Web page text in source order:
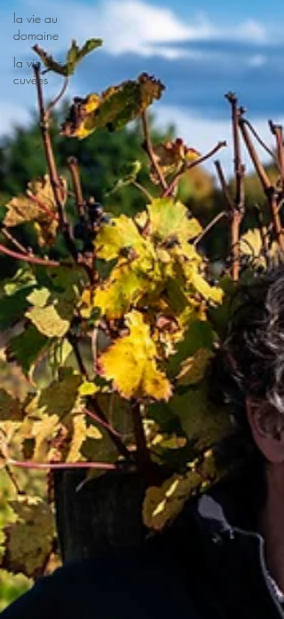
la vie au
domaine
la vie des
cuvées